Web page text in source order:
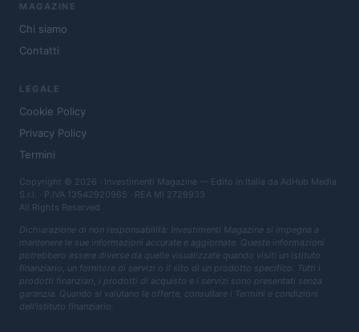
MAGAZINE
Chi siamo
Contatti
LEGALE
Cookie Policy
Privacy Policy
Termini
Copyright © 2026 · Investimenti Magazine — Edito in Italia da AdHub Media
S.r.l. · P.IVA 13542920965 · REA MI 2729933
All Rights Reserved
Dichiarazione di non responsabilità: Investimenti Magazine si impegna a
mantenere le sue informazioni accurate e aggiornate. Queste informazioni
potrebbero essere diverse da quelle visualizzate quando visiti un istituto
finanziario, un fornitore di servizi o il sito di un prodotto specifico. Tutti i
prodotti finanziari, i prodotti di acquisto e i servizi sono presentati senza
garanzia. Quando si valutano le offerte, consultare i Termini e condizioni
dell'istituto finanziario.